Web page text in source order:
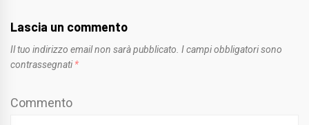
Lascia un commento
Il tuo indirizzo email non sarà pubblicato. I campi obbligatori sono
contrassegnati *
Commento